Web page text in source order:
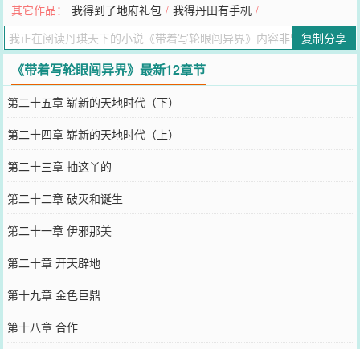
＊＊＊＊＊＊＊＊＊＊＊＊＊＊＊＊＊＊＊＊＊＊＊＊＊＊＊＊＊＊
＊＊＊＊＊＊＊新书《御念人皇》已经上传，请大家多多支持。这是
一个念气繁盛的世界，没有魔法斗气，没有修真武学，只有绚丽多彩
的念魂，威能烁烁的念诀。这是一个皇者的故事，这是一个念气的大
陆纪元。
您要是觉得《带着写轮眼闯异界
》还不错的话请不要忘记向您QQ群和
微博微信里的朋友推荐哦！
其它作品： 我得到了地府礼包 / 我得丹田有手机 /
复制分享
《带着写轮眼闯异界》最新12章节
第二十五章 崭新的天地时代（下）
第二十四章 崭新的天地时代（上）
第二十三章 抽这丫的
第二十二章 破灭和诞生
第二十一章 伊邪那美
第二十章 开天辟地
第十九章 金色巨鼎
第十八章 合作